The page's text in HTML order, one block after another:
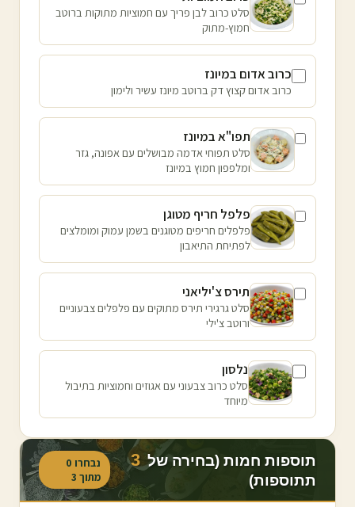
סלט כרוב לבן פריך עם חמוציות מתוקות ברוטב
חמוץ-מתוק
כרוב אדום במיונז
כרוב אדום קצוץ דק ברוטב מיונז עשיר ולימון
תפו"א במיונז
סלט תפוחי אדמה מבושלים עם אפונה, גזר
ומלפפון חמוץ במיונז
פלפל חריף מטוגן
פלפלים חריפים מטוגנים בשמן עמוק ומומלצים
לפתיחת התיאבון
תירס צ'יליאני
סלט גרגירי תירס מתוקים עם פלפלים צבעוניים
ורוטב צ'ילי
נלסון
סלט כרוב צבעוני עם אגוזים וחמוציות בתיבול
מיוחד
תוספות חמות (בחירה של 3
תתוספות)
נבחרו 0
מתוך 3